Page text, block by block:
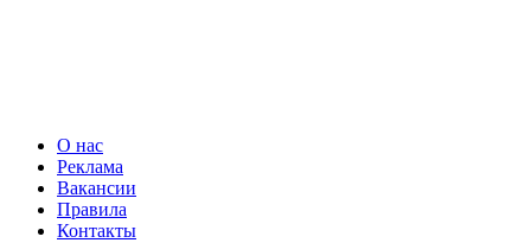
О нас
Реклама
Вакансии
Правила
Контакты